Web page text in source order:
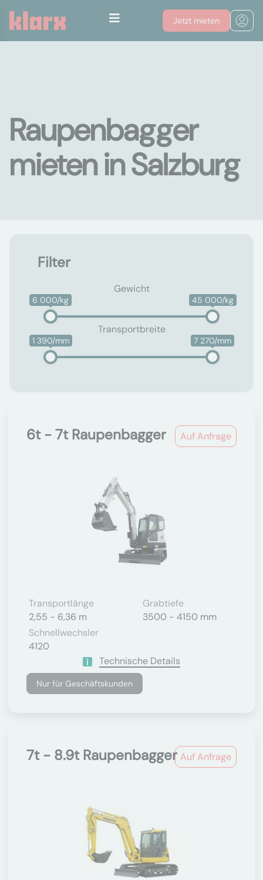
Jetzt mieten
Raupenbagger
mieten in Salzburg
Filter
Gewicht
6 000/kg 45 000/kg
Transportbreite
1 390/mm 7 270/mm
Auf Anfrage
6t - 7t Raupenbagger
Transportlänge
2,55 - 6,36 m
Grabtiefe
3500 - 4150 mm
Schnellwechsler
4120
Technische Details
Nur für Geschäftskunden
Auf Anfrage
7t - 8.9t Raupenbagger